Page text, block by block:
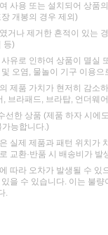
사용 또는 설치되어 상품
개봉의 경우 제외)
거나 제거한 흔적이 있는
등)
유로 인하여 상품이 멸실
오염, 물놀이 기구 이용으
제품 가치가 현저히 감소
, 브라패드, 브라탑, 언더웨
선한 상품 (제품 하자 시에
가능합니다.)
실제 제품과 패턴 위치가
교환·반품 시 배송비가 발
따라 오차가 발생될 수 있
을 수 있습니다. 이는 불량
.